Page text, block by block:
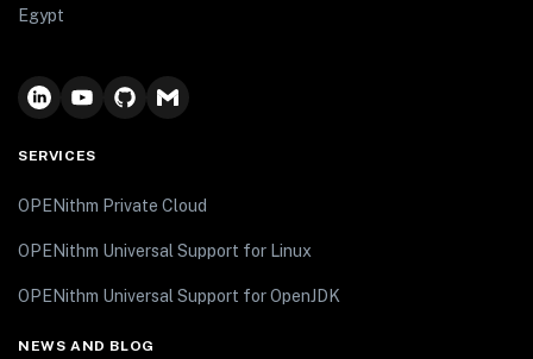
Egypt
SERVICES
OPENithm Private Cloud
OPENithm Universal Support for Linux
OPENithm Universal Support for OpenJDK
NEWS AND BLOG